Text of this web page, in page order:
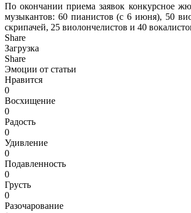
По окончании приема заявок конкурсное
музыкантов: 60 пианистов (с 6 июня), 50
скрипачей, 25 виолончелистов и 40
Share
Загрузка
Share
Эмоции от статьи
Нравится
0
Восхищение
0
Радость
0
Удивление
0
Подавленность
0
Грусть
0
Разочарование